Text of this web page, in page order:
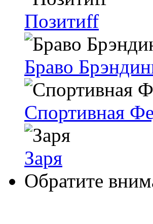
Позитиff
Браво
Спортивная
Заря
Обратите